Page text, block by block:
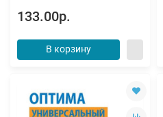
133.00р.
В корзину